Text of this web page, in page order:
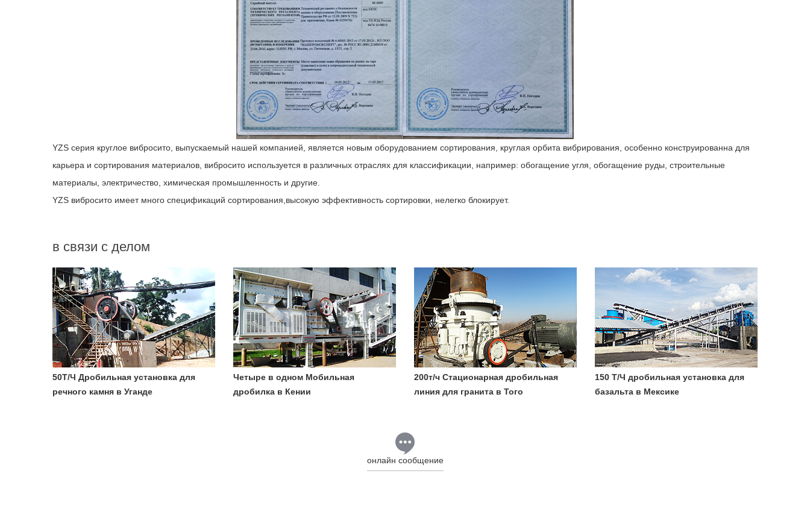
YZS серия круглое вибросито, выпускаемый нашей компанией, является новым оборудованием сортирования, круглая орбита вибрирования, особенно конструированна для
карьера и сортирования материалов, вибросито используется в различных отраслях для классификации, например: обогащение угля, обогащение руды, строительные
материалы, электричество, химическая промышленность и другие.
YZS вибросито имеет много спецификаций сортирования,высокую эффективность сортировки, нелегко блокирует.
в связи с делом
50Т/Ч Дробильная установка для
речного камня в Уганде
Четыре в одном Мобильная
дробилка в Кении
200т/ч Стационарная дробильная
линия для гранита в Того
150 Т/Ч дробильная установка для
базальта в Мексике
онлайн сообщение